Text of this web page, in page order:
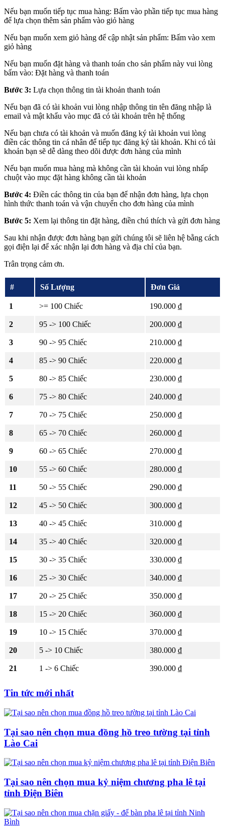
Nếu bạn muốn tiếp tục mua hàng: Bấm vào phần tiếp tục mua hàng
để lựa chọn thêm sản phẩm vào giỏ hàng
Nếu bạn muốn xem giỏ hàng để cập nhật sản phẩm: Bấm vào xem
giỏ hàng
Nếu bạn muốn đặt hàng và thanh toán cho sản phẩm này vui lòng
bấm vào: Đặt hàng và thanh toán
Bước 3: Lựa chọn thông tin tài khoản thanh toán
Nếu bạn đã có tài khoản vui lòng nhập thông tin tên đăng nhập là
email và mật khẩu vào mục đã có tài khoản trên hệ thống
Nếu bạn chưa có tài khoản và muốn đăng ký tài khoản vui lòng
điền các thông tin cá nhân để tiếp tục đăng ký tài khoản. Khi có tài
khoản bạn sẽ dễ dàng theo dõi được đơn hàng của mình
Nếu bạn muốn mua hàng mà không cần tài khoản vui lòng nhấp
chuột vào mục đặt hàng không cần tài khoản
Bước 4: Điền các thông tin của bạn để nhận đơn hàng, lựa chọn
hình thức thanh toán và vận chuyển cho đơn hàng của mình
Bước 5: Xem lại thông tin đặt hàng, điền chú thích và gửi đơn hàng
Sau khi nhận được đơn hàng bạn gửi chúng tôi sẽ liên hệ bằng cách
gọi điện lại để xác nhận lại đơn hàng và địa chỉ của bạn.
Trân trọng cảm ơn.
# Số Lượng Đơn Giá
1 >= 100 Chiếc 190.000 ₫
2 95 -> 100 Chiếc 200.000 ₫
3 90 -> 95 Chiếc 210.000 ₫
4 85 -> 90 Chiếc 220.000 ₫
5 80 -> 85 Chiếc 230.000 ₫
6 75 -> 80 Chiếc 240.000 ₫
7 70 -> 75 Chiếc 250.000 ₫
8 65 -> 70 Chiếc 260.000 ₫
9 60 -> 65 Chiếc 270.000 ₫
10 55 -> 60 Chiếc 280.000 ₫
11 50 -> 55 Chiếc 290.000 ₫
12 45 -> 50 Chiếc 300.000 ₫
13 40 -> 45 Chiếc 310.000 ₫
14 35 -> 40 Chiếc 320.000 ₫
15 30 -> 35 Chiếc 330.000 ₫
16 25 -> 30 Chiếc 340.000 ₫
17 20 -> 25 Chiếc 350.000 ₫
18 15 -> 20 Chiếc 360.000 ₫
19 10 -> 15 Chiếc 370.000 ₫
20 5 -> 10 Chiếc 380.000 ₫
21 1 -> 6 Chiếc 390.000 ₫
Tin tức mới nhất
Tại sao nên chọn mua đồng hồ treo tường tại tỉnh
Lào Cai
Tại sao nên chọn mua kỷ niệm chương pha lê tại
tỉnh Điện Biên